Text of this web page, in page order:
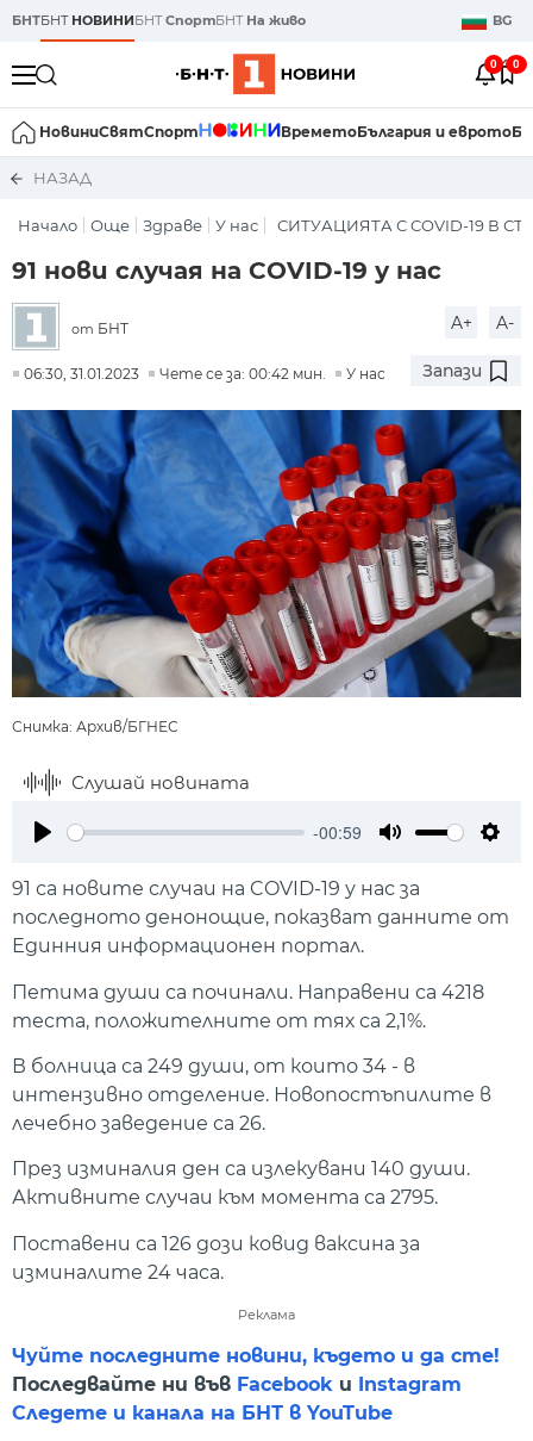
БНТБНТ НОВИНИБНТСпортБНТ На живо BG
0 0
НовиниСвятСпорт ВреметоБългария и еврото
НАЗАД
Начало Още Здраве У нас СИТУАЦИЯТА С COVID-19 В
91 нови случая на COVID-19 у нас
от БНТ A+ A-
06:30, 31.01.2023 Чете се за: 00:42 мин. У нас Запази
Снимка: Архив/БГНЕС
Слушай новината
-00:59
91 са новите случаи на COVID-19 у нас за
последното денонощие, показват данните от
Единния информационен портал.
Петима души са починали. Направени са 4218
теста, положителните от тях са 2,1%.
В болница са 249 души, от които 34 - в
интензивно отделение. Новопостъпилите в
лечебно заведение са 26.
През изминалия ден са излекувани 140 души.
Активните случаи към момента са 2795.
Поставени са 126 дози ковид ваксина за
изминалите 24 часа.
Реклама
Чуйте последните новини, където и да сте!
Последвайте ни във Facebook и Instagram
Следете и канала на БНТ в YouTube